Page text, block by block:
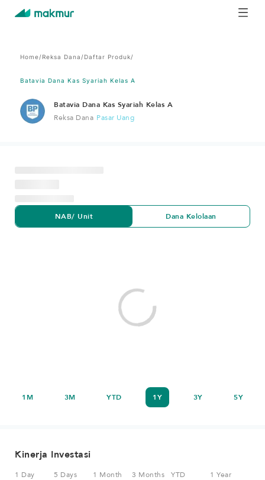
Home/Reksa Dana /Daftar Produk/
Batavia Dana Kas Syariah Kelas A
Batavia Dana Kas Syariah Kelas A
Reksa Dana Pasar Uang
NAB/ Unit Dana Kelolaan
1M 3M YTD 1Y 3Y 5Y
Kinerja Investasi
1 Day
5 Days
1 Month
3 Months
YTD
1 Year